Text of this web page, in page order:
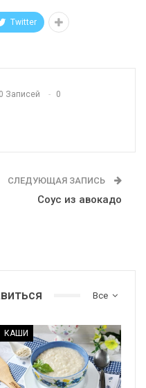
Twitter
Записей 0
СЛЕДУЮЩАЯ ЗАПИСЬ
Соус из авокадо
Все
КАШИ